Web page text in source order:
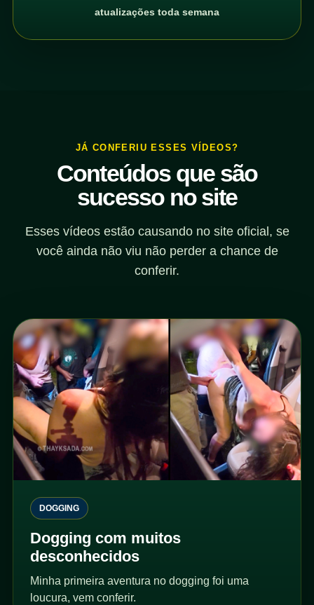
atualizações toda semana
JÁ CONFERIU ESSES VÍDEOS?
Conteúdos que são
sucesso no site
Esses vídeos estão causando no site oficial, se
você ainda não viu não perder a chance de
conferir.
DOGGING
Dogging com muitos
desconhecidos
Minha primeira aventura no dogging foi uma
loucura, vem conferir.